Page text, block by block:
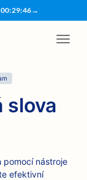
00:29:45→
slova
pomocí nástroje
efektivní